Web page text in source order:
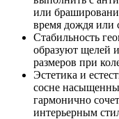
или
время дождя или
Стабильность
образуют щелей
размеров при
Эстетика и
сосне
гармонично
интерьерным